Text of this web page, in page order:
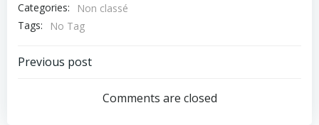
Categories:
Non classé
Tags:
No Tag
Post
navigation
Previous post
Comments are closed